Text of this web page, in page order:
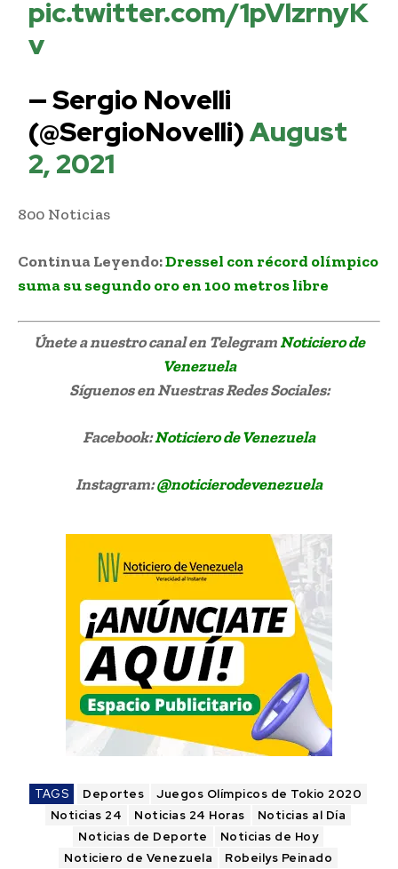
pic.twitter.com/1pVlzrnyK
v
— Sergio Novelli
(@SergioNovelli)August
2, 2021
800 Noticias
Continua Leyendo:Dressel con récord olímpico
suma su segundo oro en 100 metros libre
Únete a nuestro canal en TelegramNoticiero de
Venezuela
Síguenosen Nuestras Redes Sociales:
Facebook:Noticiero de Venezuela
Instagram:@noticierodevenezuela
TAGS Deportes
Juegos Olímpicos de Tokio 2020
Noticias 24
Noticias 24 Horas
Noticias al Día
Noticias de Deporte
Noticias de Hoy
Noticiero de Venezuela
Robeilys Peinado